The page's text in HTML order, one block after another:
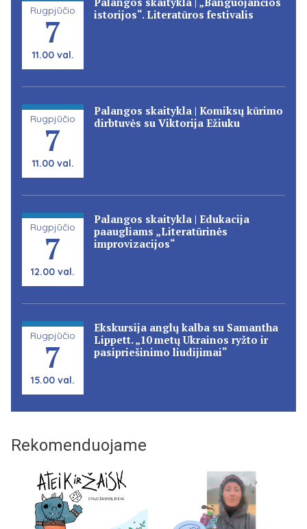
Rugpjūčio
7
11.00 val.
istorijos“. Literatūros festivalis
Rugpjūčio
7
11.00 val.
Palangos skaitykla | Komiksų kūrimo
dirbtuvės su Viktorija Ežiuku
Rugpjūčio
7
12.00 val.
Palangos skaitykla | Edukacija
paaugliams „Literatūrinės
improvizacijos“
Rugpjūčio
7
15.00 val.
Ekskursija anglų kalba su Samantha
Lippett. „10 metų Ukrainos ryžto ir
pasipriešinimo liudijimai“
Rekomenduojame